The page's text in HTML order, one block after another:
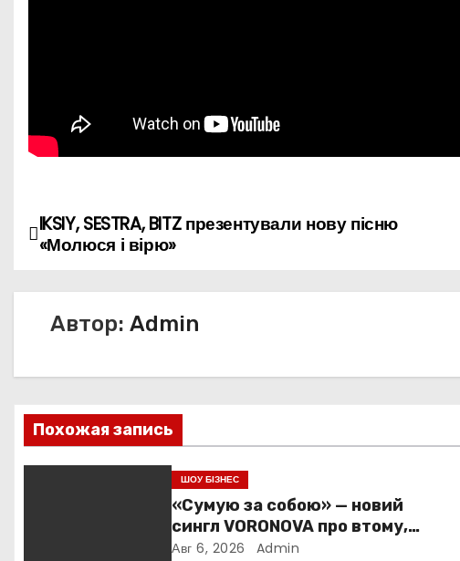
Н
г
а
ц
IKSIY, SESTRA, BITZ презентували нову пісню
«Молюся і вірю»
Автор: Admin
Похожая запись
ШОУ БІЗНЕС
«Сумую за собою» — новий
сингл VORONOVA про втому,
силу та повернення до себе
Авг 6, 2026 Admin